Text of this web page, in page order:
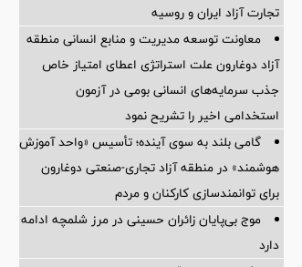
تجارت آزاد ایران و روسیه
معاونت توسعه مدیریت و منابع انسانی منطقه
آزاد دوغارون علت استراتژی اعطای امتیاز خاص
جذب سرمایه‌های انسانی بومی در آزمون
استخدامی اخیر را تشریح نمود
گامی بلند به سوی آینده؛ تأسیس «واحد آموزش
هوشمند» در منطقه آزاد تجاری-صنعتی دوغارون
برای توانمندسازی کارکنان و مردم
موج بی‌پایان زائران حسینی در مرز شلمچه ادامه
دارد